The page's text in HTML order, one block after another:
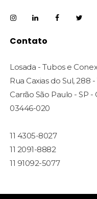
Contato
Losada - Tubos e
Rua Caxias do Sul, 288 -
Carrão São Paulo - SP -
03446-020
11 4305-8027
11 2091-8882
11 91092-5077